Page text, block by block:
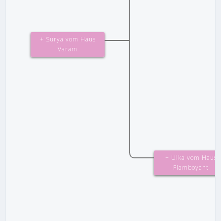
+ Surya vom Haus
Varam
+ Ulka vom Haus
Flamboyant